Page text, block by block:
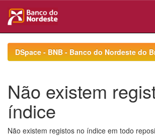
navigationDSpace - BNB - Banco do Nordeste do
Não existem
índice
Não existem registos no índice em todo